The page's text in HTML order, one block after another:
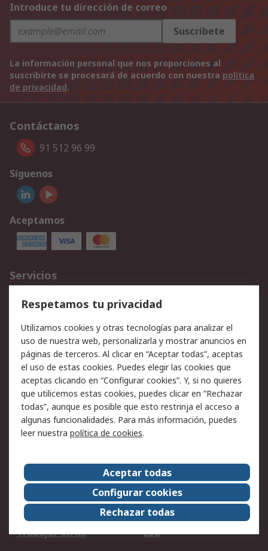
Introduce tu dirección de correo
Suscríbete
La información personal que nos proporciones al
suscribirte se procesará de acuerdo con nuestra política
de privacidad.
Contáctanos
91 512 96 99
Síguenos
Aceptamos
Servicios
Cómo realizar pedidos
Devoluciones
Facturación y pago
Ofertas
Soporte técnico
Legal
Aviso legal
Política de privacidad -
Actualizada
Política sobre cookies
Seguridad de emails
Certificaciones de
Condiciones de venta
Acerca de RS
Acerca de RS
RS Group
RS en el mundo
Sala de prensa
Trabajar en RS
ESG
Respetamos tu privacidad
Utilizamos cookies y otras tecnologías para analizar el
uso de nuestra web, personalizarla y mostrar anuncios en
páginas de terceros. Al clicar en “Aceptar todas”, aceptas
el uso de estas cookies. Puedes elegir las cookies que
aceptas clicando en “Configurar cookies”. Y, si no quieres
que utilicemos estas cookies, puedes clicar en “Rechazar
todas”, aunque es posible que esto restrinja el acceso a
algunas funcionalidades. Para más información, puedes
leer nuestra política de cookies.
Aceptar todas
Configurar cookies
Rechazar todas